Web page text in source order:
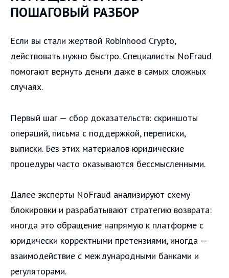
ПОШАГОВЫЙ РАЗБОР
Если вы стали жертвой Robinhood Crypto,
действовать нужно быстро. Специалисты NoFraud
помогают вернуть деньги даже в самых сложных
случаях.
Первый шаг — сбор доказательств: скриншоты
операций, письма с поддержкой, переписки,
выписки. Без этих материалов юридические
процедуры часто оказываются бессмысленными.
Далее эксперты NoFraud анализируют схему
блокировки и разрабатывают стратегию возврата:
иногда это обращение напрямую к платформе с
юридически корректными претензиями, иногда —
взаимодействие с международными банками и
регуляторами.